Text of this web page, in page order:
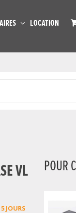
LOCATION
VL
JOURS
POUR